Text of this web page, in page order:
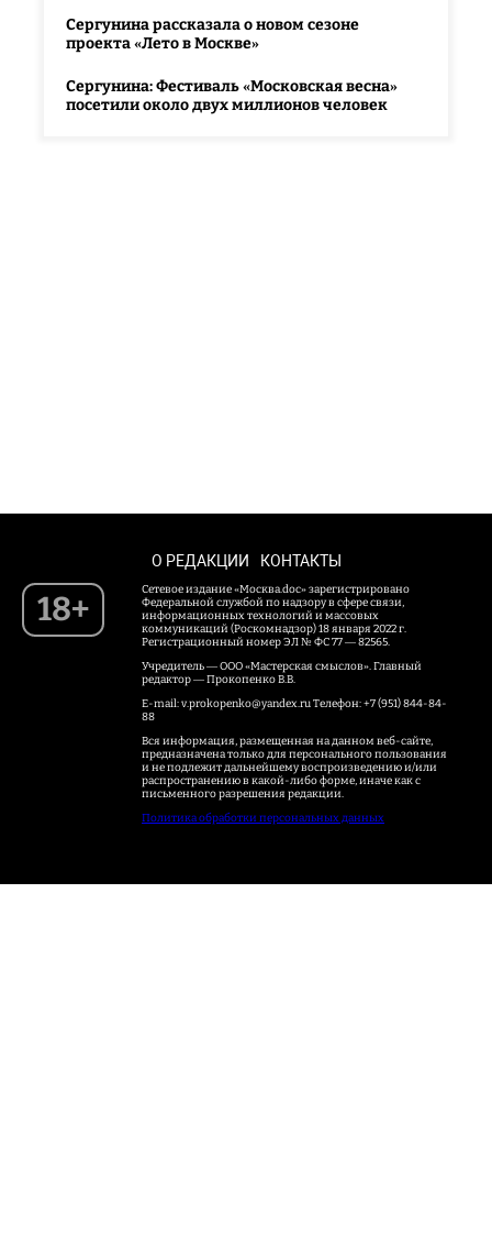
Сергунина рассказала о новом сезоне
проекта «Лето в Москве»
Сергунина: Фестиваль «Московская весна»
посетили около двух миллионов человек
О РЕДАКЦИИ КОНТАКТЫ
18+
Сетевое издание «Москва.doc» зарегистрировано
Федеральной службой по надзору в сфере связи,
информационных технологий и массовых
коммуникаций (Роскомнадзор) 18 января 2022 г.
Регистрационный номер ЭЛ № ФС 77 — 82565.
Учредитель — ООО «Мастерская смыслов». Главный
редактор — Прокопенко В.В.
E-mail: v.prokopenko@yandex.ru Телефон: +7 (951) 844-84-
88
Вся информация, размещенная на данном веб-сайте,
предназначена только для персонального пользования
и не подлежит дальнейшему воспроизведению и/или
распространению в какой-либо форме, иначе как с
письменного разрешения редакции.
Политика обработки персональных данных